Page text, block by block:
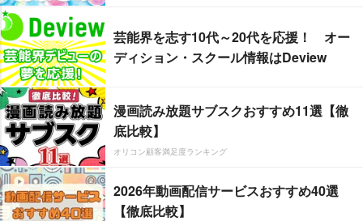
芸能界を志す10代～20代を応援！ オー
ディション・スクール情報はDeview
漫画読み放題サブスクおすすめ11選【徹
底比較】
オリコン顧客満足度ランキング
2026年動画配信サービスおすすめ40選
【徹底比較】